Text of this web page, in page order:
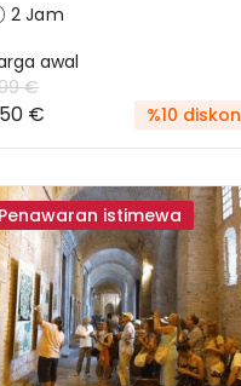
2 Jam
awal
€
€ %10 diskon
Penawaran istimewa